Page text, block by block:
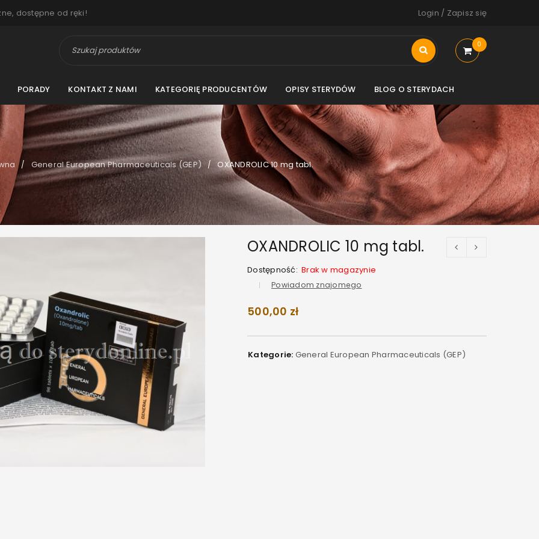
dostępne od ręki! Login / Zapisz się
0
PORADY KONTAKT Z NAMI KATEGORIĘ PRODUCENTÓW OPISY STERYDÓW BLOG O STERYDACH
/ General European Pharmaceuticals (GEP) / OXANDROLIC 10 mg tabl.
OXANDROLIC 10 mg tabl.
Dostępność: Brak w magazynie
Powiadom znajomego
500,00 zł
Kategorie: General European Pharmaceuticals (GEP)